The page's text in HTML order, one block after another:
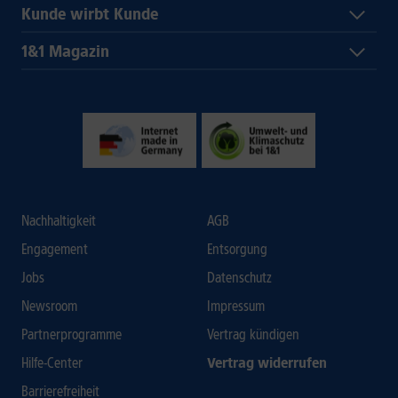
Kunde wirbt Kunde
1&1 Magazin
Nachhaltigkeit
Engagement
Jobs
Newsroom
Partnerprogramme
Hilfe-Center
Barrierefreiheit
AGB
Entsorgung
Datenschutz
Impressum
Vertrag kündigen
Vertrag widerrufen